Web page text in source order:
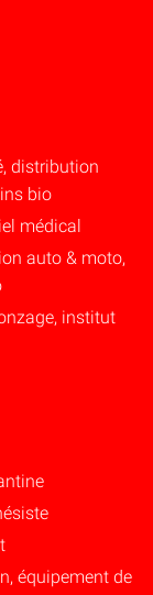
distribution
bio
médical
auto & moto,
institut
équipement de